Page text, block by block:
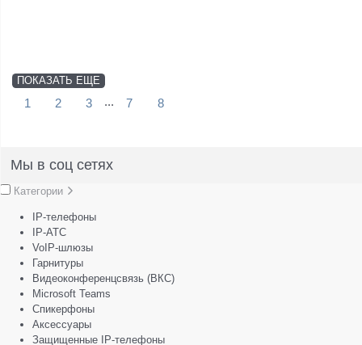
ПОКАЗАТЬ ЕЩЕ
1 2 3 ... 7 8
Мы в соц сетях
Категории
IP-телефоны
IP-АТС
VoIP-шлюзы
Гарнитуры
Видеоконференцсвязь (ВКС)
Microsoft Teams
Спикерфоны
Аксессуары
Защищенные IP-телефоны